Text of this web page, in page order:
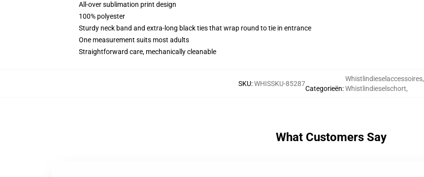
All-over sublimation print design
100% polyester
Sturdy neck band and extra-long black ties that wrap round to tie in entrance
One measurement suits most adults
Straightforward care, mechanically cleanable
SKU:WHISSKU-85287
Categorieën:
Whistlindieselaccessoires,
Whistlindieselschort,
What Customers Say